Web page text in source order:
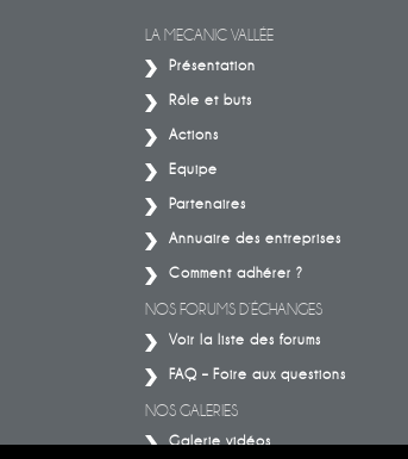
LA MECANIC VALLÉE
Présentation
Rôle et buts
Actions
Equipe
Partenaires
Annuaire des entreprises
Comment adhérer ?
NOS FORUMS D’ÉCHANGES
Voir la liste des forums
FAQ – Foire aux questions
NOS GALERIES
Galerie vidéos